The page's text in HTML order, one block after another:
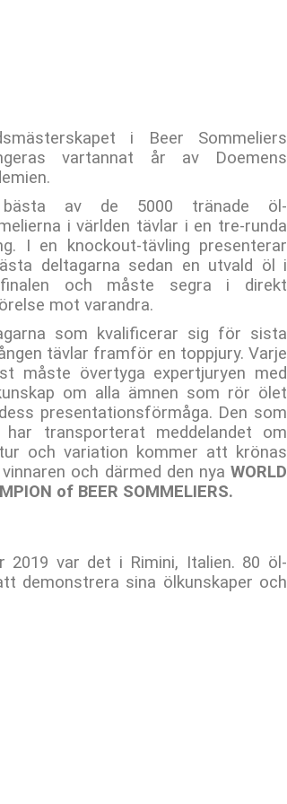
i Beer Sommeliers
vartannat år av Doemens
av de 5000 tränade öl-
i världen tävlar i en tre-runda
I en knockout-tävling presenterar
deltagarna sedan en utvald öl i
och måste segra i direkt
mot varandra.
som kvalificerar sig för sista
tävlar framför en toppjury. Varje
måste övertyga expertjuryen med
om alla ämnen som rör ölet
presentationsförmåga. Den som
har transporterat meddelandet om
och variation kommer att krönas
och därmed den nya WORLD
of BEER SOMMELIERS.
2019 var det i Rimini, Italien. 80 öl-
demonstrera sina ölkunskaper och